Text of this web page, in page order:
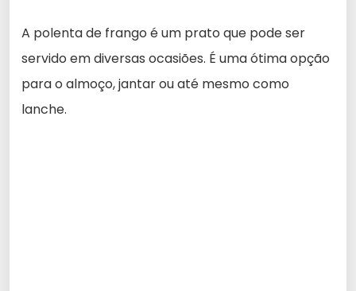
A polenta de frango é um prato que pode ser
servido em diversas ocasiões. É uma ótima opção
para o almoço, jantar ou até mesmo como
lanche.